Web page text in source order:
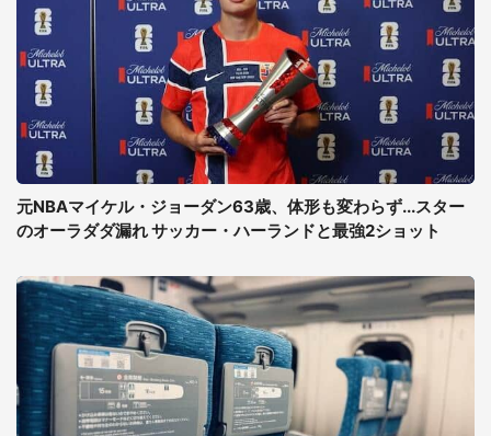
元NBAマイケル・ジョーダン63歳、体形も変わらず...スター
のオーラダダ漏れ サッカー・ハーランドと最強2ショット